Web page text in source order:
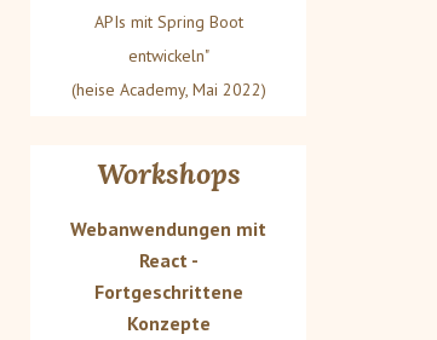
APIs mit Spring Boot
entwickeln"
(heise Academy, Mai 2022)
Workshops
Webanwendungen mit
React -
Fortgeschrittene
Konzepte